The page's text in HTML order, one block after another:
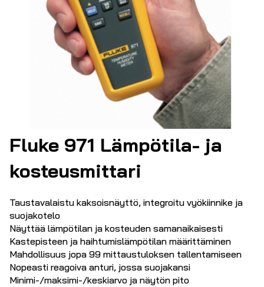
Fluke 971 Lämpötila- ja
kosteusmittari
Taustavalaistu kaksoisnäyttö, integroitu vyökiinnike ja
suojakotelo
Näyttää lämpötilan ja kosteuden samanaikaisesti
Kastepisteen ja haihtumislämpötilan määrittäminen
Mahdollisuus jopa 99 mittaustuloksen tallentamiseen
Nopeasti reagoiva anturi, jossa suojakansi
Minimi-/maksimi-/keskiarvo ja näytön pito